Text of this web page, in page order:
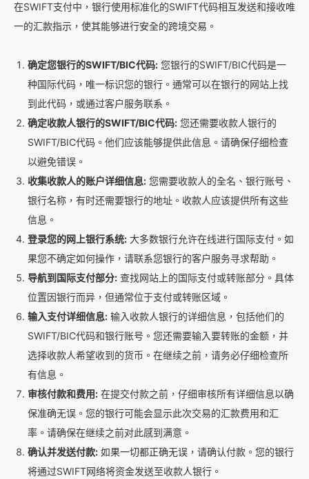
在SWIFT支付中，银行使用标准化的SWIFT代码相互发送和接收唯
一的汇款指示，使其能够进行安全的跨境交易。
确定您银行的SWIFT/BIC代码: 您银行的SWIFT/BIC代码是一
种国际代码，唯一标识您的银行。通常可以在银行的网站上找
到此代码，或通过客户服务联系。
确定收款人银行的SWIFT/BIC代码: 您还需要收款人银行的
SWIFT/BIC代码。他们应该能够提供此信息。请确保仔细检查
以避免错误。
收集收款人的账户详细信息: 您需要收款人的全名、银行账号、
银行名称，有时还需要银行的地址。收款人应该提供所有这些
信息。
登录您的网上银行系统: 大多数银行允许在线进行国际支付。如
果您不确定如何操作，请联系您银行的客户服务寻求帮助。
导航到国际支付部分: 查找网站上的国际支付或转账部分。具体
位置因银行而异，但通常位于支付或转账区域。
输入支付详细信息: 输入收款人银行的详细信息，包括他们的
SWIFT/BIC代码和银行账号。您还需要输入要转账的金额，并
选择收款人希望收到的货币。在继续之前，请务必仔细检查所
有信息。
审核付款和费用: 在提交付款之前，仔细审核所有详细信息以确
保准确无误。您的银行可能会显示此次交易的汇款费用和汇
率。请确保在继续之前对此感到满意。
确认并发送付款: 如果一切都正确无误，请确认付款。您的银行
将通过SWIFT网络将资金发送至收款人银行。